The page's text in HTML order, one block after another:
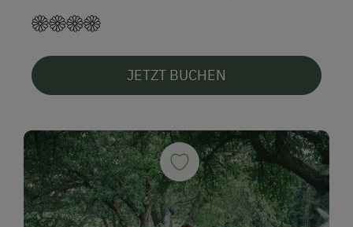
Ausstattung für Konferenzen
Großer Arbeitsbereich
Hochgeschwindigkeits-Internetzugang
Tagungszentrum
Zusätzliche Ausstattungsmerkmale
Aktivurlaub
JETZT BUCHEN